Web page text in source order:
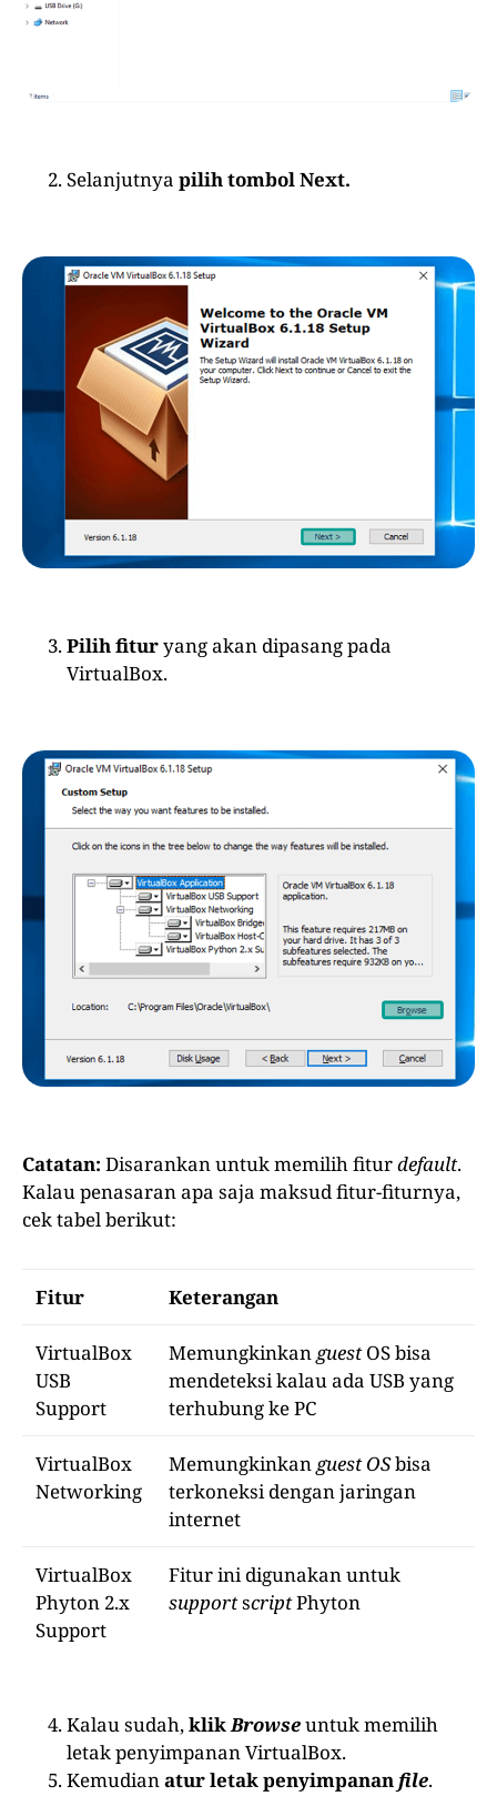
Selanjutnya pilih tombol Next.
Pilih fituryang akan dipasang pada
VirtualBox.
Catatan: Disarankan untuk memilih fiturdefault.
Kalau penasaran apa saja maksud fitur-fiturnya,
cek tabel berikut:
Fitur Keterangan
VirtualBox
USB
Support
Memungkinkan guestOS bisa
mendeteksi kalau ada USB yang
terhubung ke PC
VirtualBox
Networking
Memungkinkan guest OSbisa
terkoneksi dengan jaringan
internet
VirtualBox
Phyton 2.x
Support
Fitur ini digunakan untuk
supportscriptPhyton
Kalau sudah,klikBrowseuntuk memilih
letak penyimpanan VirtualBox.
Kemudianatur letak penyimpananfile.